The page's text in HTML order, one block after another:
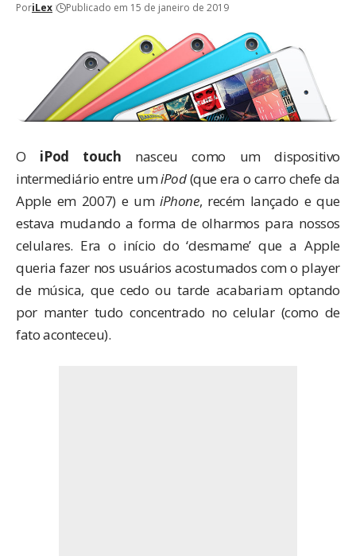
PoriLex Publicado em 15 de janeiro de 2019
O iPod touch nasceu como um dispositivo
intermediário entre umiPod(que era o carro chefe da
Apple em 2007) e um iPhone, recém lançado e que
estava mudando a forma de olharmos para nossos
celulares. Era o início do ‘desmame’ que a Apple
queria fazer nos usuários acostumados com o player
de música, que cedo ou tarde acabariam optando
por manter tudo concentrado no celular (como de
fato aconteceu).